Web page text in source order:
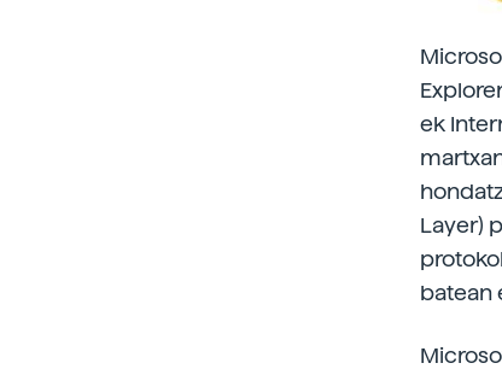
ek
Layer)
batean